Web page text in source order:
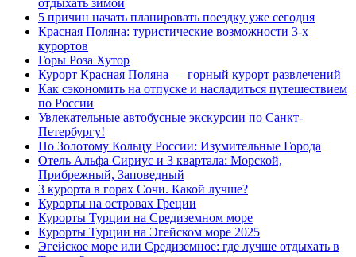
отдыхать зимой
5 причин начать планировать поездку уже сегодня
Красная Поляна: туристические возможности 3-х
курортов
Горы Роза Хутор
Курорт Красная Поляна — горный курорт развлечений
Как сэкономить на отпуске и насладиться путешествием
по России
Увлекательные автобусные экскурсии по Санкт-
Петербургу!
По Золотому Кольцу России: Изумительные Города
Отель Альфа Сириус и 3 квартала: Морской,
Прибрежный, Заповедный
3 курорта в горах Сочи. Какой лучше?
Курорты на островах Греции
Курорты Турции на Средиземном море
Курорты Турции на Эгейском море 2025
Эгейское море или Средиземное: где лучше отдыхать в